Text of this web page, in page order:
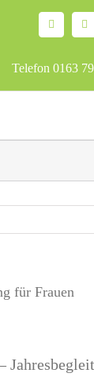
Facebook
Telefon 0163
für Frauen